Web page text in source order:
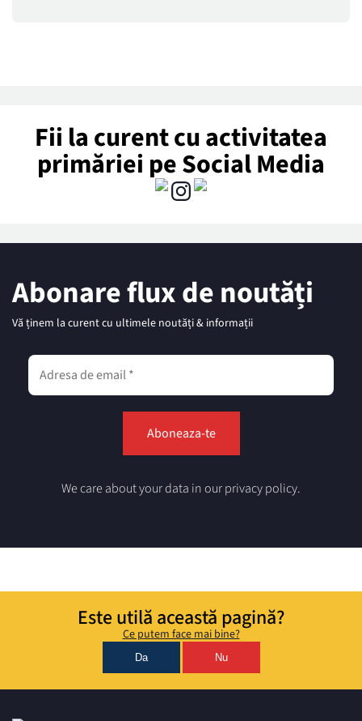
Fii la curent cu activitatea
primăriei pe Social Media
Abonare flux de noutăți
Vă ținem la curent cu ultimele noutăți & informații
We care about your data in our privacy policy.
Este utilă această pagină?
Ce putem face mai bine?
Da Nu